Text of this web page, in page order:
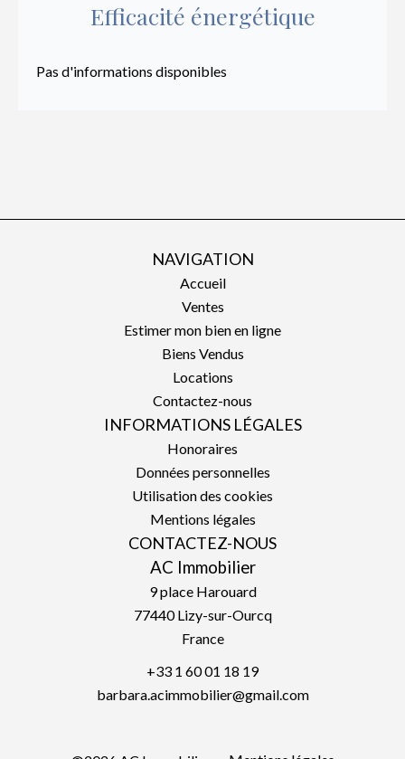
Efficacité énergétique
Pas d'informations disponibles
NAVIGATION
Accueil
Ventes
Estimer mon bien en ligne
Biens Vendus
Locations
Contactez-nous
INFORMATIONS LÉGALES
Honoraires
Données personnelles
Utilisation des cookies
Mentions légales
CONTACTEZ-NOUS
AC Immobilier
9 place Harouard
77440Lizy-sur-Ourcq
France
+33 1 60 01 18 19
barbara.acimmobilier@gmail.com